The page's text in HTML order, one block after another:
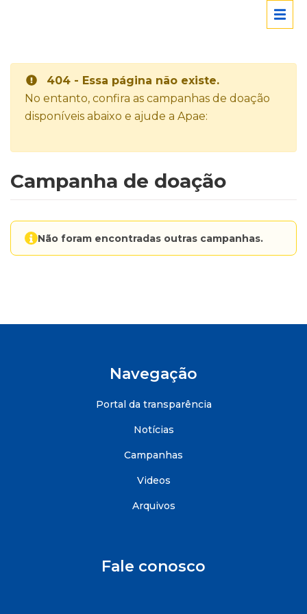
404 - Essa página não existe.
No entanto, confira as campanhas de doação
disponíveis abaixo e ajude a Apae:
Campanha de doação
Não foram encontradas outras campanhas.
Navegação
Portal da transparência
Notícias
Campanhas
Videos
Arquivos
Fale conosco